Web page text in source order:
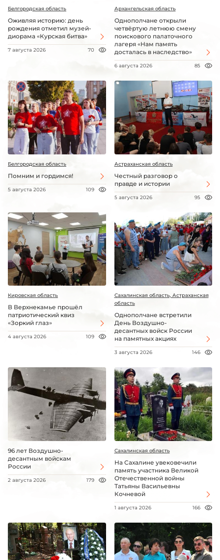
Белгородская область
Оживляя историю: день
рождения отметил музей-
диорама «Курская битва»
7 августа 2026 70
Архангельская область
Однополчане открыли
четвёртую летнюю смену
поискового палаточного
лагеря «Нам память
досталась в наследство»
6 августа 2026 85
Белгородская область
Помним и гордимся!
5 августа 2026 109
Астраханская область
Честный разговор о
правде и истории
5 августа 2026 95
Кировская область
В Верхнекамье прошёл
патриотический квиз
«Зоркий глаз»
4 августа 2026 109
Сахалинская область, Астраханская
область
Однополчане встретили
День Воздушно-
десантных войск России
на памятных акциях
3 августа 2026 146
96 лет Воздушно-
десантным войскам
России
2 августа 2026 179
Сахалинская область
На Сахалине увековечили
память участника Великой
Отечественной войны
Татьяны Васильевны
Кочневой
1 августа 2026 166